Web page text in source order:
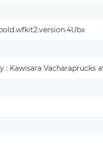
Kawisara Vacharaprucks